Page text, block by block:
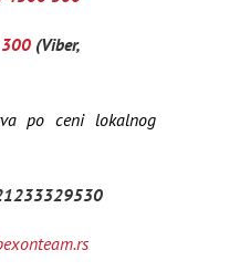
(Viber,
po ceni lokalnog